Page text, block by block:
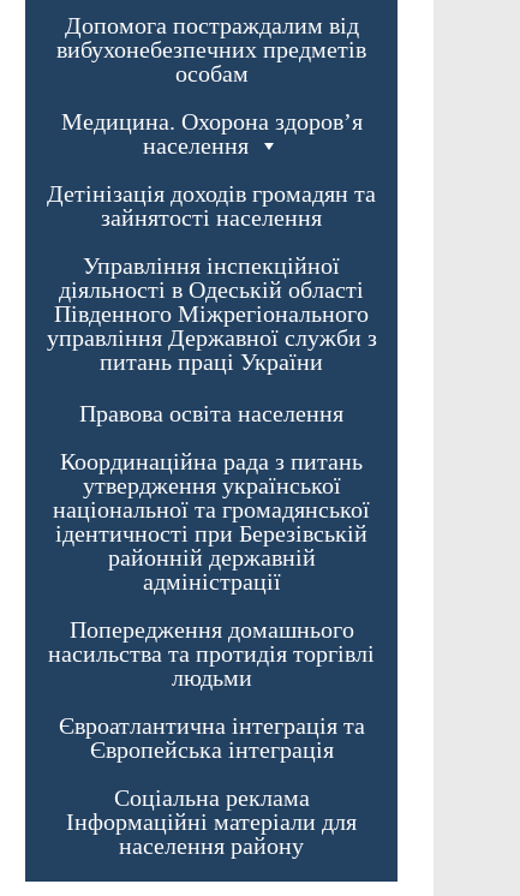
Допомога постраждалим від
вибухонебезпечних предметів
особам
Медицина. Охорона здоров’я
населення
Детінізація доходів громадян та
зайнятості населення
Управління інспекційної
діяльності в Одеській області
Південного Міжрегіонального
управління Державної служби з
питань праці України
Правова освіта населення
Координаційна рада з питань
утвердження української
національної та громадянської
ідентичності при Березівській
районній державній
адміністрації
Попередження домашнього
насильства та протидія торгівлі
людьми
Євроатлантична інтеграція та
Європейська інтеграція
Соціальна реклама
Інформаційні матеріали для
населення району